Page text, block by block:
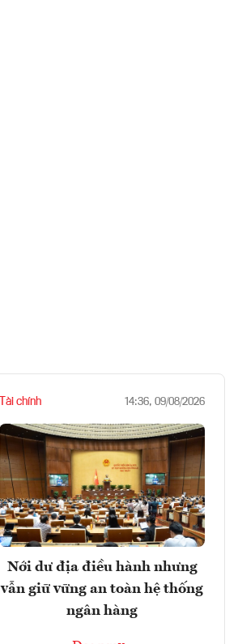
Tài chính 14:36, 09/08/2026
Nới dư địa điều hành nhưng
vẫn giữ vững an toàn hệ thống
ngân hàng